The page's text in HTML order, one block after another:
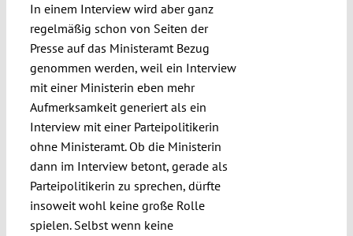
In einem Interview wird aber ganz
regelmäßig schon von Seiten der
Presse auf das Ministeramt Bezug
genommen werden, weil ein Interview
mit einer Ministerin eben mehr
Aufmerksamkeit generiert als ein
Interview mit einer Parteipolitikerin
ohne Ministeramt. Ob die Ministerin
dann im Interview betont, gerade als
Parteipolitikerin zu sprechen, dürfte
insoweit wohl keine große Rolle
spielen. Selbst wenn keine